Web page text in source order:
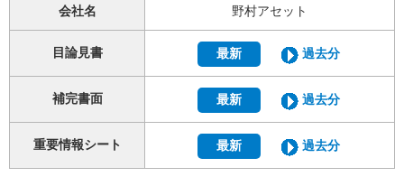
会社名
野村アセット
目論見書 最新 過去分
補完書面 最新 過去分
重要情報シート 最新 過去分